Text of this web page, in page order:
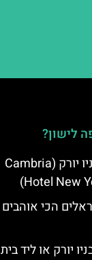
לישון?
מלון קאמבריה ניו יורק (Cambria
Hotel New
הכי אוהבים
יורק או ליד בית